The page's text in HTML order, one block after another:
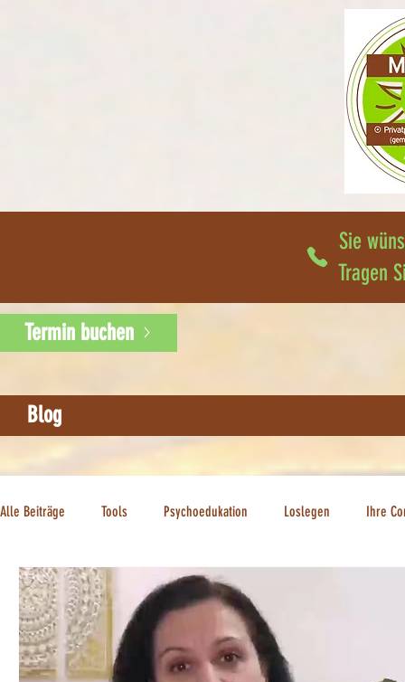
Sie
Tragen
Termin buchen
Blog
Alle Beiträge Tools Psychoedukation Loslegen Ihre